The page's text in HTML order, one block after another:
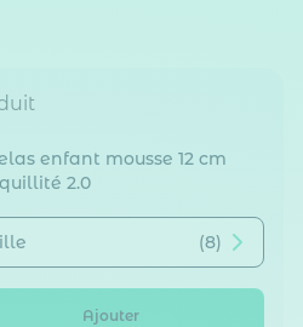
enfant mousse 12 cm
2.0
(8)
Ajouter